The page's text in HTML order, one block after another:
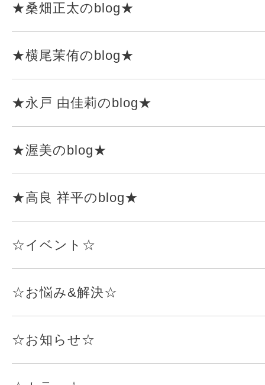
★桑畑正太のblog★
★横尾茉侑のblog★
★永戸 由佳莉のblog★
★渥美のblog★
★高良 祥平のblog★
☆イベント☆
☆お悩み&解決☆
☆お知らせ☆